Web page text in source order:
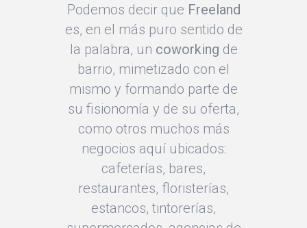
Podemos decir que Freeland
es, en el más puro sentido de
la palabra, un coworking de
barrio, mimetizado con el
mismo y formando parte de
su fisionomía y de su oferta,
como otros muchos más
negocios aquí ubicados:
cafeterías, bares,
restaurantes, floristerías,
estancos, tintorerías,